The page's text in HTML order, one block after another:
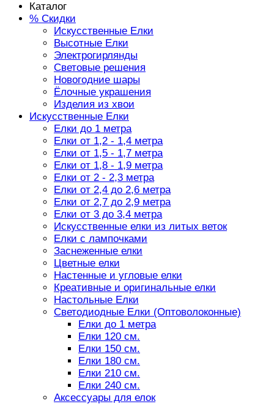
Каталог
% Скидки
Искусственные Елки
Высотные Елки
Электрогирлянды
Световые решения
Новогодние шары
Ёлочные украшения
Изделия из хвои
Искусственные Елки
Елки до 1 метра
Елки от 1,2 - 1,4 метра
Елки от 1,5 - 1,7 метра
Елки от 1,8 - 1,9 метра
Елки от 2 - 2,3 метра
Елки от 2,4 до 2,6 метра
Елки от 2,7 до 2,9 метра
Елки от 3 до 3,4 метра
Искусственные елки из литых веток
Елки с лампочками
Заснеженные елки
Цветные елки
Настенные и угловые елки
Креативные и оригинальные елки
Настольные Елки
Светодиодные Елки (Оптоволоконные)
Елки до 1 метра
Елки 120 см.
Елки 150 см.
Елки 180 см.
Елки 210 см.
Елки 240 см.
Аксессуары для елок